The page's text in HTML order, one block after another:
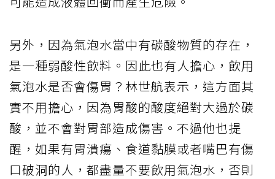
另外，因為氣泡水當中有碳酸物質的存在，
是一種弱酸性飲料。因此也有人擔心，飲用
氣泡水是否會傷胃？林世航表示，這方面其
實不用擔心，因為胃酸的酸度絕對大過於碳
酸，並不會對胃部造成傷害。不過他也提
醒，如果有胃潰瘍、食道黏膜或者嘴巴有傷
口破洞的人，都盡量不要飲用氣泡水，否則